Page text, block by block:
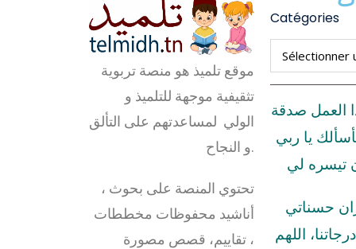
موقع تلميذ هو منصة تربوية
تثقيفية موجهة للتلميذ و
الولي لمساعدتهم على التألق
و النجاح.
تحتوي المنصة على بحوث ،
أناشيد محفوظات مخططات
، تقاييم، قصص مصورة
Catégories
العمل صدقة
يا ربي
تيسره لي
حسناتي
اللهم